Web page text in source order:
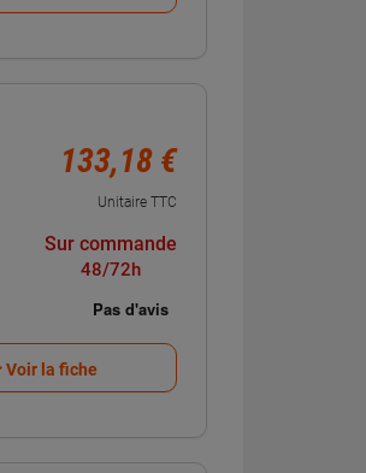
133,18 €
Unitaire TTC
Sur commande
48/72h
Voir la fiche